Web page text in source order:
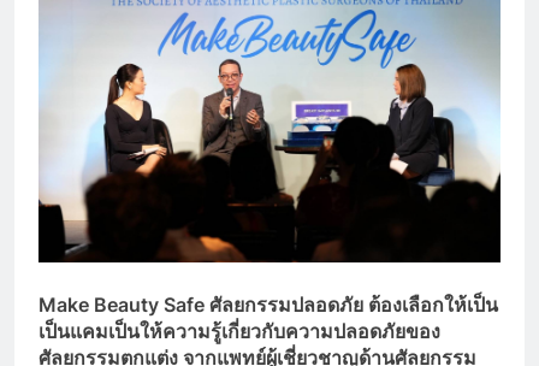
Make Beauty Safe ศัลยกรรมปลอดภัย ต้องเลือกให้เป็น
เป็นแคมเป็นให้ความรู้เกี่ยวกับความปลอดภัยของ
ศัลยกรรมตกแต่ง จากแพทย์ผู้เชี่ยวชาญด้านศัลยกรรม